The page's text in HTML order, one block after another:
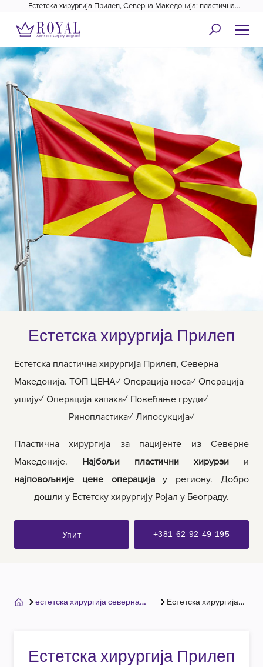
Естетска хирургија Прилеп, Северна Македонија: пластична
Естетска хирургија Прилеп
Естетска пластична хирургија Прилеп, Северна
Македонија. ТОП ЦЕНА✓ Операција носа✓ Операција
ушију✓ Операција капака✓ Повећање груди✓
Ринопластика✓ Липосукција✓
Пластична хирургија за пацијенте из Северне
Македоније. Најбољи пластични хирурзи и
најповољније цене операцијау региону. Добро
дошли у Естетску хирургију Ројал у Београду.
Упит +381 62 92 49 195
естетска хирургија северна
Естетска хирургија
Естетска хирургија Прилеп